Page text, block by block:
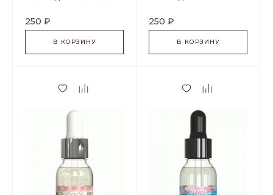
"ENERGY". 15 мл Milv
250 ₽
В КОРЗИНУ
"VANILLA". 15 мл Milv
250 ₽
В КОРЗИНУ